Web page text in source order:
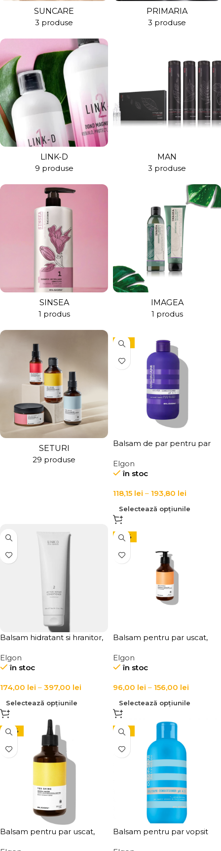
SUNCARE
3 produse
PRIMARIA
3 produse
LINK-D
9 produse
MAN
3 produse
SINSEA
1 produs
IMAGEA
1 produs
SETURI
29 produse
-15%
Balsam de par pentru par
Conditioner
Elgon
în stoc
118,15 lei – 193,80 lei
Selectează opțiunile
Balsam hidratant si hranitor,
LINK-D 2 Active Repair
Conditioner
Elgon
în stoc
174,00 lei – 397,00 lei
Selectează opțiunile
-29%
Balsam pentru par uscat,
Elgon
în stoc
96,00 lei – 156,00 lei
Selectează opțiunile
-28%
Balsam pentru par uscat,
-15%
Balsam pentru par vopsit